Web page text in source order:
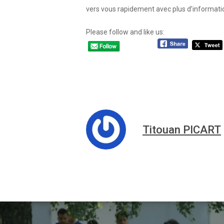
vers vous rapidement avec plus
Please follow and like us:
Titouan PICART